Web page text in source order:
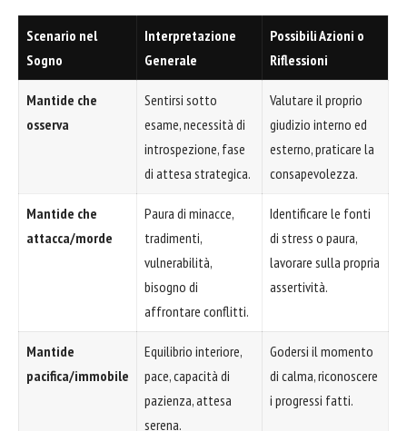
Scenario nel
Sogno
Interpretazione
Generale
Possibili Azioni o
Riflessioni
Mantide che
osserva
Sentirsi sotto
esame, necessità di
introspezione, fase
di attesa strategica.
Valutare il proprio
giudizio interno ed
esterno, praticare la
consapevolezza.
Mantide che
attacca/morde
Paura di minacce,
tradimenti,
vulnerabilità,
bisogno di
affrontare conflitti.
Identificare le fonti
di stress o paura,
lavorare sulla propria
assertività.
Mantide
pacifica/immobile
Equilibrio interiore,
pace, capacità di
pazienza, attesa
serena.
Godersi il momento
di calma, riconoscere
i progressi fatti.